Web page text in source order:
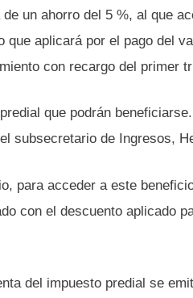
un ahorro del 5 %, al que
aplicará por el pago del
con recargo del primer
que podrán
subsecretario de Ingresos,
para acceder a este
con el descuento aplicado
del impuesto predial se